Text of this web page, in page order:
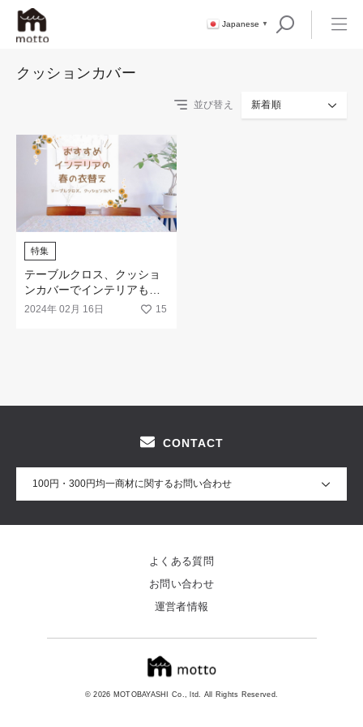
Japanese ▼
クッションカバー
並び替え 新着順
特集
テーブルクロス、クッショ
ンカバーでインテリアも春
の装いに
2024年 02月 16日 15
CONTACT
100円・300円均一商材に関するお問い合わせ
© 2026 MOTOBAYASHI Co., ltd. All Rights Reserved.
よくある質問
お問い合わせ
運営者情報